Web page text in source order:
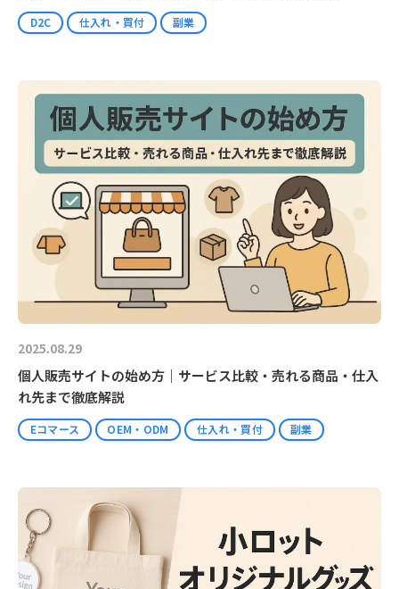
D2C 仕入れ・買付 副業
2025.08.29
個人販売サイトの始め方｜サービス比較・売れる商品・仕入
れ先まで徹底解説
Eコマース OEM・ODM 仕入れ・買付 副業